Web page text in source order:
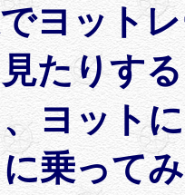
ヨット
たりす
ヨット
乗って